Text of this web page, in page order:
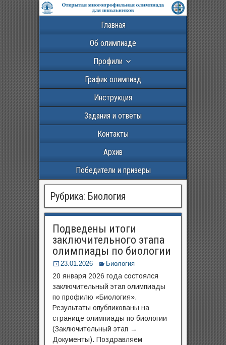
Главная
Об олимпиаде
Профили
График олимпиад
Инструкция
Задания и ответы
Контакты
Архив
Победители и призеры
Рубрика: Биология
Подведены итоги
заключительного этапа
олимпиады по биологии
23.01.2026 Биология
20 января 2026 года состоялся
заключительный этап олимпиады
по профилю «Биология».
Результаты опубликованы на
странице олимпиады по биологии
(Заключительный этап →
Документы). Поздравляем